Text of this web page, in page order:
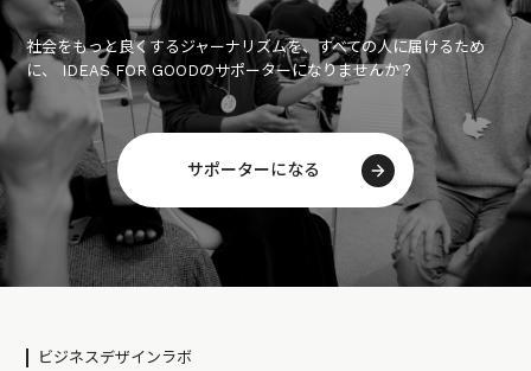
社会をもっと良くするジャーナリズムを、すべての人に届けるため
に、 IDEAS FOR GOODのサポーターになりませんか？
サポーターになる
ビジネスデザインラボ